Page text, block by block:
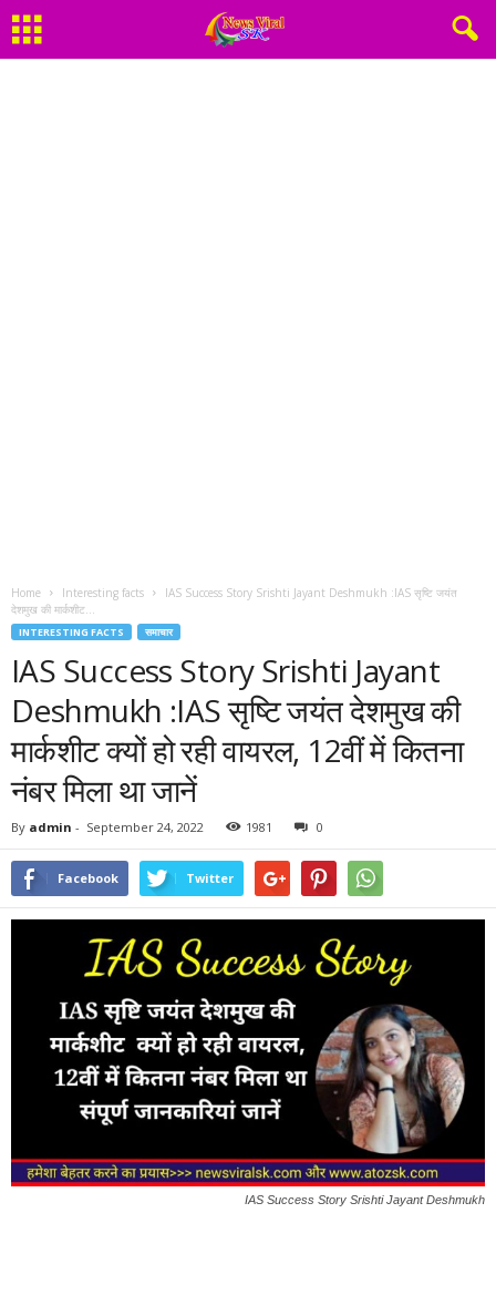
Home Interesting facts
IAS Success Story Srishti Jayant Deshmukh :IAS सृष्टि जयंत
देशमुख की मार्कशीट...
INTERESTING FACTS समाचार
IAS Success Story Srishti Jayant
Deshmukh :IAS सृष्टि जयंत देशमुख की
मार्कशीट क्यों हो रही वायरल, 12वीं में कितना
नंबर मिला था जानें
By admin - September 24, 2022 1981 0
Facebook Twitter
IAS Success Story Srishti Jayant Deshmukh